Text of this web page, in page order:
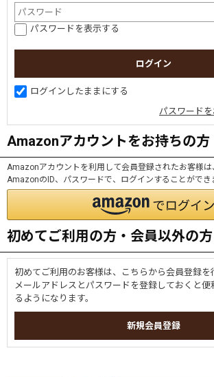
パスワードを表示する
ログインしたままにする
パスワード
Amazonアカウントをお持ちの方
Amazonアカウントを利用して会員登録されたお客様は
AmazonのID、パスワードで、ログインすることができ
初めてご利用の方・会員以外の方
初めてご利用のお客様は、こちらから会員登録を
メールアドレスとパスワードを登録しておくと便
るようになります。